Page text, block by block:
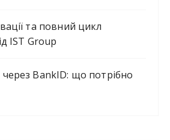
та повний цикл
IST Group
BankID: що потрібно